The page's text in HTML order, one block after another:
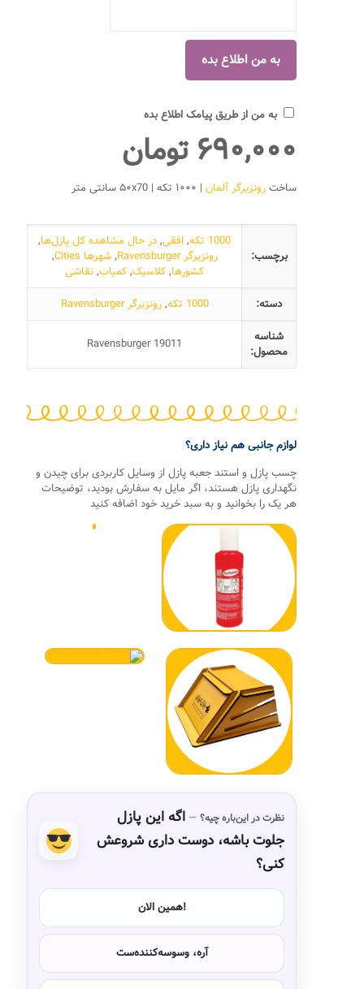
به من از طریق پیامک اطلاع بده
۶۹۰,۰۰۰ تومان
ساخترونزبرگر آلمان | ۱۰۰۰ تکه | ۵۰x70 سانتی متر
برچسب:
1000 تکه ,افقی,در حال مشاهده کل پازل‌ها,
رونزبرگر Ravensburger
,شهرها Cities
,
کشورها,کلاسیک,کمیاب,نقاشی
دسته:
1000 تکه ,رونزبرگر Ravensburger
شناسه
محصول:
Ravensburger 19011
لوازم جانبی هم نیاز داری؟
چسب پازل و استند جعبه پازل از وسایل کاربردی برای چیدن و
نگهداری پازل هستند، اگر مایل به سفارش بودید، توضیحات
هر یک را بخوانید و به سبد خرید خود اضافه کنید
نظرت در این‌باره چیه؟
اگه این پازل
جلوت باشه، دوست داری شروعش
کنی؟
همین الان!
آره، وسوسه‌کننده‌ست